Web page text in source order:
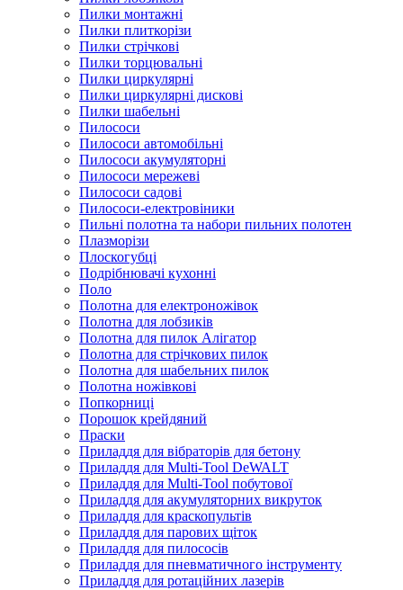
Пилки монтажні
Пилки плиткорізи
Пилки стрічкові
Пилки торцювальні
Пилки циркулярні
Пилки циркулярні дискові
Пилки шабельні
Пилососи
Пилососи автомобільні
Пилососи акумуляторні
Пилососи мережеві
Пилососи садові
Пилососи-електровіники
Пильні полотна та набори пильних полотен
Плазморізи
Плоскогубці
Подрібнювачі кухонні
Поло
Полотна для електроножівок
Полотна для лобзиків
Полотна для пилок Алігатор
Полотна для стрічкових пилок
Полотна для шабельних пилок
Полотна ножівкові
Попкорниці
Порошок крейдяний
Праски
Приладдя для вібраторів для бетону
Приладдя для Multi-Tool DeWALT
Приладдя для Multi-Tool побутової
Приладдя для акумуляторних викруток
Приладдя для краскопультів
Приладдя для парових щіток
Приладдя для пилососів
Приладдя для пневматичного інструменту
Приладдя для ротаційних лазерів